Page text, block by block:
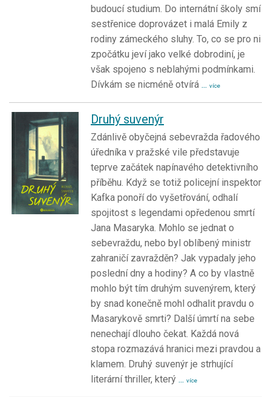
budoucí studium. Do internátní školy smí
sestřenice doprovázet i malá Emily z
rodiny zámeckého sluhy. To, co se pro ni
zpočátku jeví jako velké dobrodiní, je
však spojeno s neblahými podmínkami.
Dívkám se nicméně otvírá ... více
Druhý suvenýr
Zdánlivě obyčejná sebevražda řadového
úředníka v pražské vile představuje
teprve začátek napínavého detektivního
příběhu. Když se totiž policejní inspektor
Kafka ponoří do vyšetřování, odhalí
spojitost s legendami opředenou smrtí
Jana Masaryka. Mohlo se jednat o
sebevraždu, nebo byl oblíbený ministr
zahraničí zavražděn? Jak vypadaly jeho
poslední dny a hodiny? A co by vlastně
mohlo být tím druhým suvenýrem, který
by snad konečně mohl odhalit pravdu o
Masarykově smrti? Další úmrtí na sebe
nenechají dlouho čekat. Každá nová
stopa rozmazává hranici mezi pravdou a
klamem. Druhý suvenýr je strhující
literární thriller, který ... více